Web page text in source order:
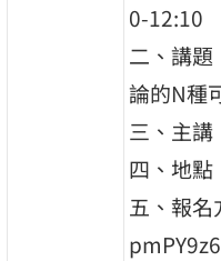
0-12:10
二、講
論的N種
三、主講
四、地點
五、報